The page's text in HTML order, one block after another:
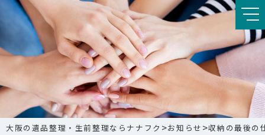
大阪の遺品整理・生前整理ならナナフク >お知らせ >収納の最後の